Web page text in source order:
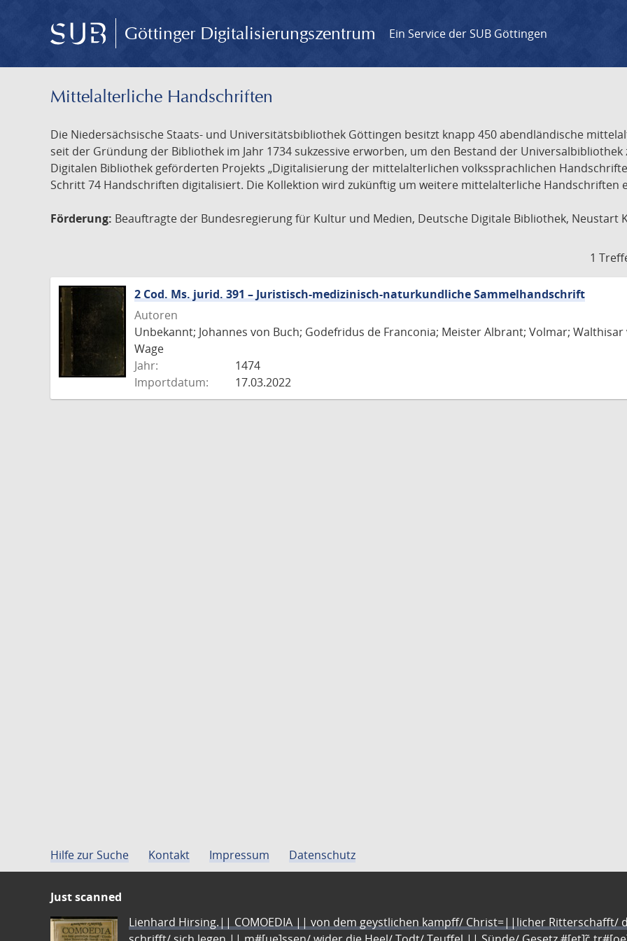
Göttinger Digitalisierungszentrum Ein Service der SUB Göttingen
Mittelalterliche Handschriften
Die Niedersächsische Staats- und Universitätsbibliothek Göttingen besitzt knapp 450 abendländische
seit der Gründung der Bibliothek im Jahr 1734 sukzessive erworben, um den Bestand der
Digitalen Bibliothek geförderten Projekts „Digitalisierung der mittelalterlichen volkssprachlichen
Schritt 74 Handschriften digitalisiert. Die Kollektion wird zukünftig um weitere mittelalterliche Handschriften
Förderung: Beauftragte der Bundesregierung für Kultur und Medien, Deutsche Digitale Bibliothek, Neustart
1
2 Cod. Ms. jurid. 391 – Juristisch-medizinisch-naturkundliche Sammelhandschrift
Autoren
Unbekannt; Johannes von Buch; Godefridus de Franconia; Meister Albrant; Volmar;
Wage
Jahr:
1474
Importdatum:
17.03.2022
Hilfe zur Suche Kontakt Impressum Datenschutz
Just scanned
Lienhard Hirsing.|| COMOEDIA || von dem geystlichen kampff/ Christ=||licher Ritterschafft/